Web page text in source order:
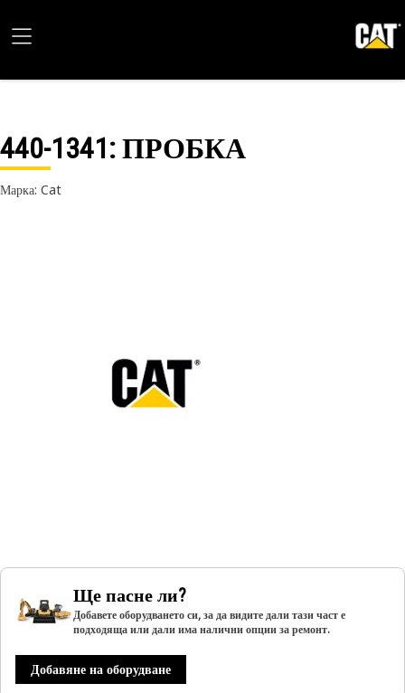
440-1341: ПРОБКА
Марка: Cat
Ще пасне ли?
Добавете оборудването си, за да видите дали тази част е
подходяща или дали има налични опции за ремонт.
Добавяне на оборудване